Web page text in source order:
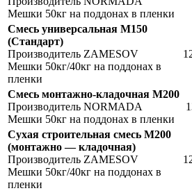
Мешки 50кг на поддонах в пленки
Смесь универсальная М150
(Стандарт)
Производитель ZAMESOV
Мешки 50кг/40кг на поддонах в
пленки
Смесь монтажно-кладочная М200
Производитель NORMADA
Мешки 50кг на поддонах в пленки
Сухая строительная смесь М200
(монтажно — кладочная)
Производитель ZAMESOV
Мешки 50кг/40кг на поддонах в
пленки